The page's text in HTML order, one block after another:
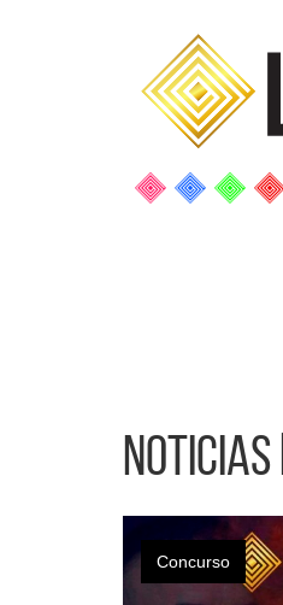
Noticias
Concurso